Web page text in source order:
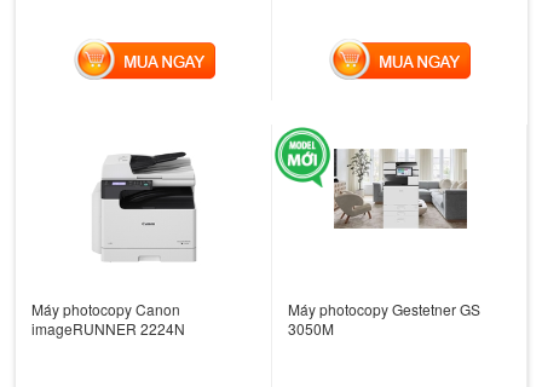
MUA NGAY MUA NGAY
Máy photocopy Canon
imageRUNNER 2224N
Máy photocopy Gestetner GS
3050M